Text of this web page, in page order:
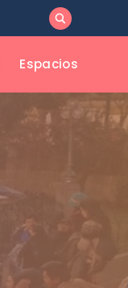
Espacios